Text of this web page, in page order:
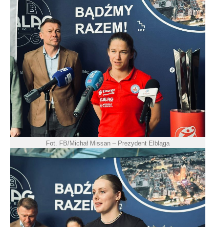
Fot. FB/Michał Missan – Prezydent Elbląga